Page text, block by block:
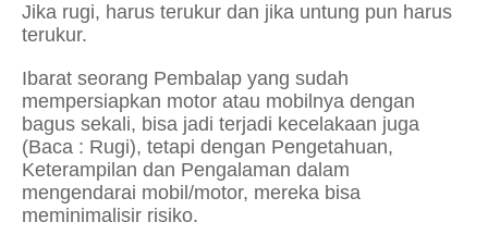
Jika rugi, harus terukur dan jika untung pun harus
terukur.
Ibarat seorang Pembalap yang sudah
mempersiapkan motor atau mobilnya dengan
bagus sekali, bisa jadi terjadi kecelakaan juga
(Baca : Rugi), tetapi dengan Pengetahuan,
Keterampilan dan Pengalaman dalam
mengendarai mobil/motor, mereka bisa
meminimalisir risiko.